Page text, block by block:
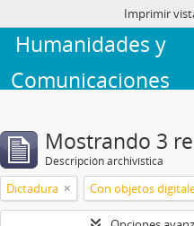
Facultad de
Humanidades y
Comunicaciones
Imprimir
Mostrando 3
Descripción archivística
Dictadura Con objetos